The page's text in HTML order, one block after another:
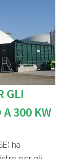
GLI
300 KW
ha